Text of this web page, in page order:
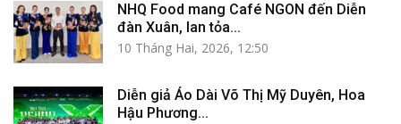
NHQ Food mang Café NGON đến Diễn
đàn Xuân, lan tỏa...
10 Tháng Hai, 2026, 12:50
Diễn giả Áo Dài Võ Thị Mỹ Duyên, Hoa
Hậu Phương...